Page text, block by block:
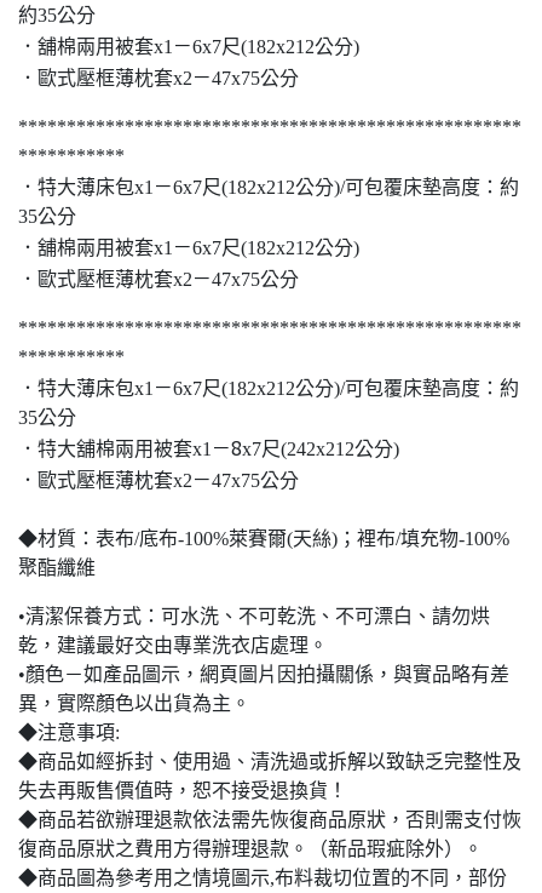
約35公分
．舖棉兩用被套x1 －6x7尺(182x212公分)
．歐式壓框薄枕套x2－47x75公分
****************************************************
***********
．特大薄床包x1 －6x7尺(182x212公分)/可包覆床墊高度：約
35公分
．舖棉兩用被套x1 －6x7尺(182x212公分)
．歐式壓框薄枕套x2－47x75公分
****************************************************
***********
．特大薄床包x1 －6x7尺(182x212公分)/可包覆床墊高度：約
35公分
．特大舖棉兩用被套x1 －8x7尺(242x212公分)
．歐式壓框薄枕套x2－47x75公分
◆材質：表布/底布-100%萊賽爾(天絲)；裡布/填充物-100%
聚酯纖維
•清潔保養方式：可水洗、不可乾洗、不可漂白、請勿烘
乾，建議最好交由專業洗衣店處理。
•顏色－如產品圖示，網頁圖片因拍攝關係，與實品略有差
異，實際顏色以出貨為主。
◆注意事項:
◆商品如經拆封、使用過、清洗過或拆解以致缺乏完整性及
失去再販售價值時，恕不接受退換貨！
◆商品若欲辦理退款依法需先恢復商品原狀，否則需支付恢
復商品原狀之費用方得辦理退款。（新品瑕疵除外）。
◆商品圖為參考用之情境圖示,布料裁切位置的不同，部份